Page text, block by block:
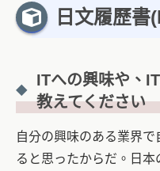
日文履歷書
ITへの興味や、
教えてください
自分の興味のある業界
ると思ったからだ。日